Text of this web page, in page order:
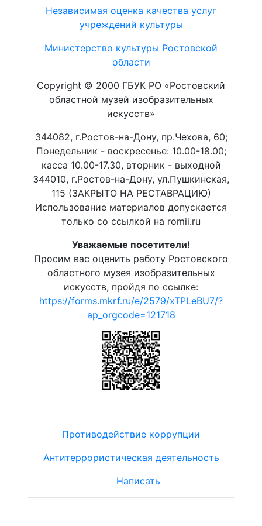
Независимая оценка качества услуг
учреждений культуры
Министерство культуры Ростовской
области
Copyright © 2000 ГБУК РО «Ростовский
областной музей изобразительных
искусств»
344082, г.Ростов-на-Дону, пр.Чехова, 60;
Понедельник - воскресенье: 10.00-18.00;
касса 10.00-17.30, вторник - выходной
344010, г.Ростов-на-Дону, ул.Пушкинская,
115 (ЗАКРЫТО НА РЕСТАВРАЦИЮ)
Использование материалов допускается
только со ссылкой на romii.ru
Уважаемые посетители!
Просим вас оценить работу Ростовского
областного музея изобразительных
искусств, пройдя по ссылке:
https://forms.mkrf.ru/e/2579/xTPLeBU7/?
ap_orgcode=121718
Противодействие коррупции
Антитеррористическая деятельность
Написать